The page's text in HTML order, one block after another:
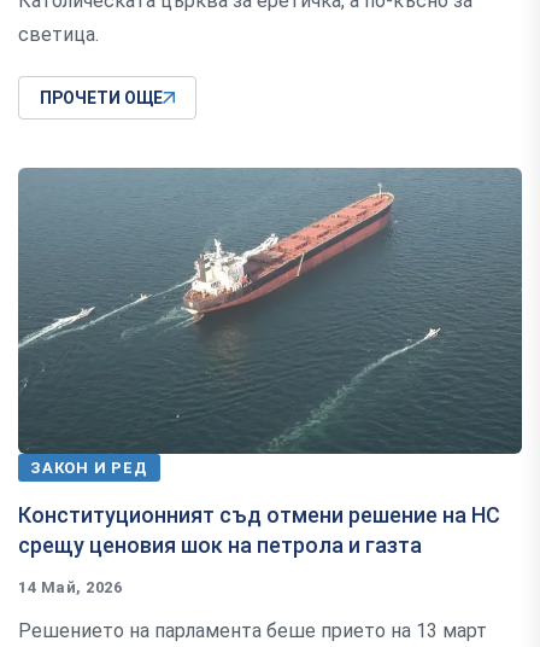
светица.
ПРОЧЕТИ ОЩЕ
ЗАКОН И РЕД
Конституционният съд отмени решение на НС
срещу ценовия шок на петрола и газта
14 Май, 2026
Решението на парламента беше прието на 13 март